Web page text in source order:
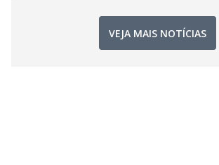
VEJA MAIS NOTÍCIAS